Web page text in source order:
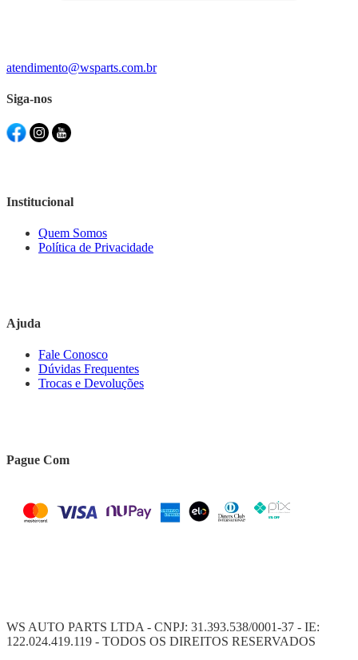
atendimento@wsparts.com.br
Siga-nos
Institucional
Quem Somos
Política de Privacidade
Ajuda
Fale Conosco
Dúvidas Frequentes
Trocas e Devoluções
Pague Com
WS AUTO PARTS LTDA - CNPJ: 31.393.538/0001-37 - IE:
122.024.419.119 - TODOS OS DIREITOS RESERVADOS